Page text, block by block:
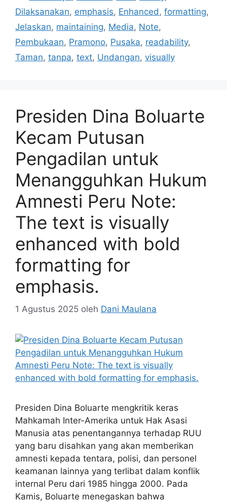
Dilaksanakan, emphasis, Enhanced, formatting,
Jelaskan, maintaining, Media, Note,
Pembukaan, Pramono, Pusaka, readability,
Taman, tanpa, text, Undangan, visually
Presiden Dina Boluarte
Kecam Putusan
Pengadilan untuk
Menangguhkan Hukum
Amnesti Peru Note:
The text is visually
enhanced with bold
formatting for
emphasis.
1 Agustus 2025 oleh Dani Maulana
Presiden Dina Boluarte mengkritik keras
Mahkamah Inter-Amerika untuk Hak Asasi
Manusia atas penentangannya terhadap RUU
yang baru disahkan yang akan memberikan
amnesti kepada tentara, polisi, dan personel
keamanan lainnya yang terlibat dalam konflik
internal Peru dari 1985 hingga 2000. Pada
Kamis, Boluarte menegaskan bahwa